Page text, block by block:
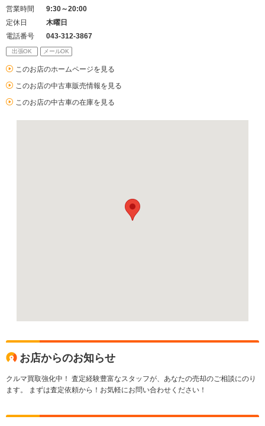
営業時間
9:30～20:00
定休日
木曜日
電話番号
043-312-3867
出張OK メールOK
このお店のホームページを見る
このお店の中古車販売情報を見る
このお店の中古車の在庫を見る
お店からのお知らせ
クルマ買取強化中！ 査定経験豊富なスタッフが、あなたの売却のご相談にのり
ます。 まずは査定依頼から！お気軽にお問い合わせください！